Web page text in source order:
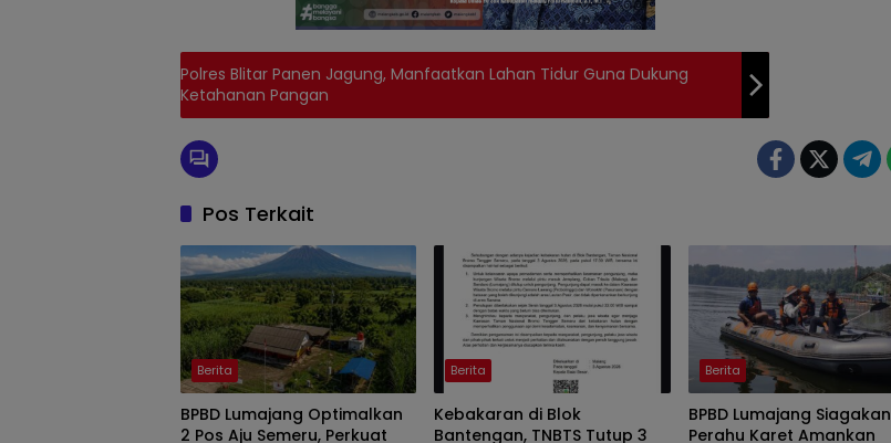
Polres Blitar Panen Jagung, Manfaatkan Lahan Tidur Guna Dukung
Ketahanan Pangan
Pos Terkait
Berita
BPBD Lumajang Optimalkan
2 Pos Aju Semeru, Perkuat
Berita
Kebakaran di Blok
Bantengan, TNBTS Tutup 3
Berita
BPBD Lumajang Siagakan
Perahu Karet Amankan